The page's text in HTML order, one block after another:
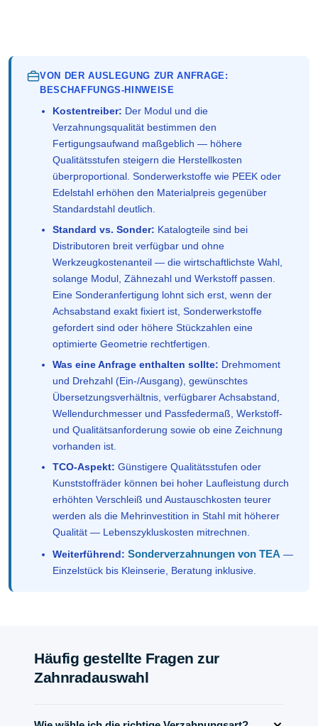
VON DER AUSLEGUNG ZUR ANFRAGE:
BESCHAFFUNGS-HINWEISE
Kostentreiber: Der Modul und die
Verzahnungsqualität bestimmen den
Fertigungsaufwand maßgeblich — höhere
Qualitätsstufen steigern die Herstellkosten
überproportional. Sonderwerkstoffe wie PEEK oder
Edelstahl erhöhen den Materialpreis gegenüber
Standardstahl deutlich.
Standard vs. Sonder: Katalogteile sind bei
Distributoren breit verfügbar und ohne
Werkzeugkostenanteil — die wirtschaftlichste Wahl,
solange Modul, Zähnezahl und Werkstoff passen.
Eine Sonderanfertigung lohnt sich erst, wenn der
Achsabstand exakt fixiert ist, Sonderwerkstoffe
gefordert sind oder höhere Stückzahlen eine
optimierte Geometrie rechtfertigen.
Was eine Anfrage enthalten sollte: Drehmoment
und Drehzahl (Ein-/Ausgang), gewünschtes
Übersetzungsverhältnis, verfügbarer Achsabstand,
Wellendurchmesser und Passfedermaß, Werkstoff-
und Qualitätsanforderung sowie ob eine Zeichnung
vorhanden ist.
TCO-Aspekt: Günstigere Qualitätsstufen oder
Kunststoffräder können bei hoher Laufleistung durch
erhöhten Verschleiß und Austauschkosten teurer
werden als die Mehrinvestition in Stahl mit höherer
Qualität — Lebenszykluskosten mitrechnen.
Weiterführend: Sonderverzahnungen von TEA —
Einzelstück bis Kleinserie, Beratung inklusive.
Häufig gestellte Fragen zur
Zahnradauswahl